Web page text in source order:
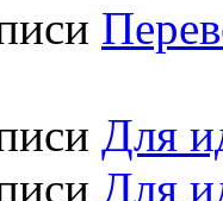
Для
Для